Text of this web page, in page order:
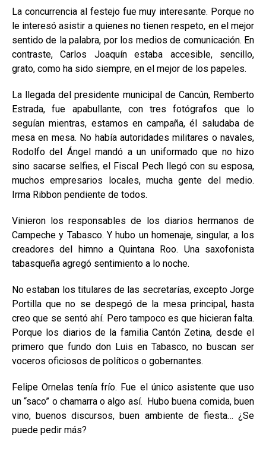
La concurrencia al festejo fue muy interesante. Porque no
le interesó asistir a quienes no tienen respeto, en el mejor
sentido de la palabra, por los medios de comunicación. En
contraste, Carlos Joaquín estaba accesible, sencillo,
grato, como ha sido siempre, en el mejor de los papeles.
La llegada del presidente municipal de Cancún, Remberto
Estrada, fue apabullante, con tres fotógrafos que lo
seguían mientras, estamos en campaña, él saludaba de
mesa en mesa. No había autoridades militares o navales,
Rodolfo del Ángel mandó a un uniformado que no hizo
sino sacarse selfies, el Fiscal Pech llegó con su esposa,
muchos empresarios locales, mucha gente del medio.
Irma Ribbon pendiente de todos.
Vinieron los responsables de los diarios hermanos de
Campeche y Tabasco. Y hubo un homenaje, singular, a los
creadores del himno a Quintana Roo. Una saxofonista
tabasqueña agregó sentimiento a lo noche.
No estaban los titulares de las secretarías, excepto Jorge
Portilla que no se despegó de la mesa principal, hasta
creo que se sentó ahí. Pero tampoco es que hicieran falta.
Porque los diarios de la familia Cantón Zetina, desde el
primero que fundo don Luis en Tabasco, no buscan ser
voceros oficiosos de políticos o gobernantes.
Felipe Ornelas tenía frío. Fue el único asistente que uso
un “saco” o chamarra o algo así. Hubo buena comida, buen
vino, buenos discursos, buen ambiente de fiesta… ¿Se
puede pedir más?